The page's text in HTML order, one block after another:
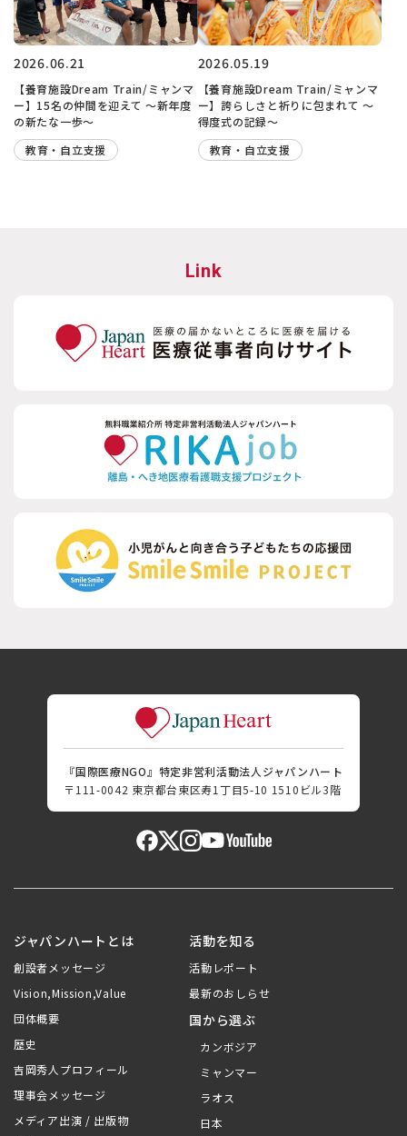
2026.06.21
【養育施設Dream Train/ミャンマ
ー】15名の仲間を迎えて 〜新年度
の新たな一歩〜
教育・自立支援
2026.05.19
【養育施設Dream Train/ミャンマ
ー】誇らしさと祈りに包まれて 〜
得度式の記録〜
教育・自立支援
Link
『国際医療NGO』特定非営利活動法人ジャパンハート
〒111-0042 東京都台東区寿1丁目5-10 1510ビル3階
ジャパンハートとは
創設者メッセージ
Vision,Mission,Value
団体概要
歴史
吉岡秀人プロフィール
理事会メッセージ
メディア出演 / 出版物
活動を知る
活動レポート
最新のおしらせ
国から選ぶ
カンボジア
ミャンマー
ラオス
日本